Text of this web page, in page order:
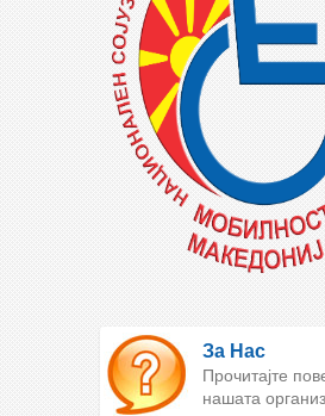
За Нас
Прочитајте
нашата